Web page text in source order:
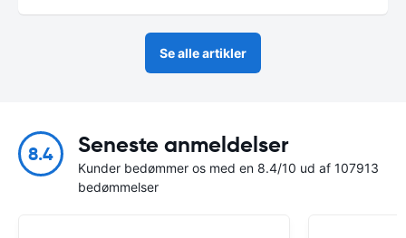
Se alle artikler
8.4 Seneste anmeldelser
Kunder bedømmer os med en 8.4/10 ud af 107913
bedømmelser